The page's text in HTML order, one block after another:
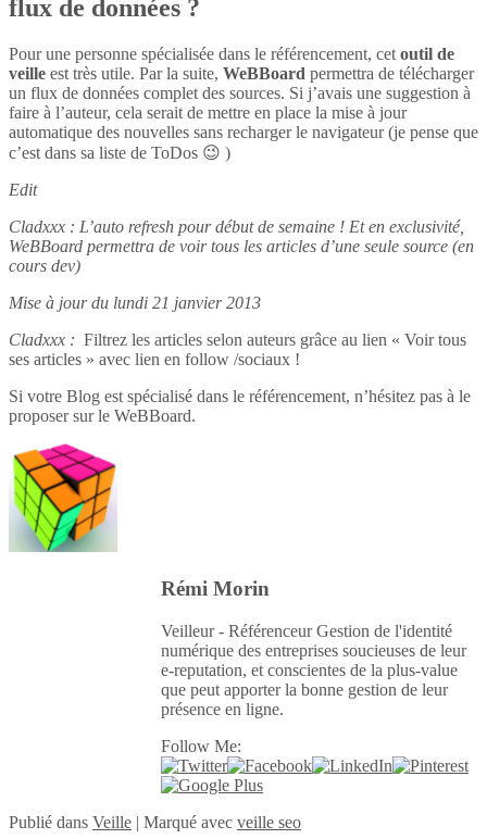
flux de données ?
Pour une personne spécialisée dans le référencement, cet outil de
veille est très utile. Par la suite, WeBBoard permettra de télécharger
un flux de données complet des sources. Si j’avais une suggestion à
faire à l’auteur, cela serait de mettre en place la mise à jour
automatique des nouvelles sans recharger le navigateur (je pense que
c’est dans sa liste de ToDos 😉 )
Edit
Cladxxx : L’auto refresh pour début de semaine ! Et en exclusivité,
WeBBoard permettra de voir tous les articles d’une seule source (en
cours dev)
Mise à jour du lundi 21 janvier 2013
Cladxxx : Filtrez les articles selon auteurs grâce au lien « Voir tous
ses articles » avec lien en follow /sociaux !
Si votre Blog est spécialisé dans le référencement, n’hésitez pas à le
proposer sur le WeBBoard.
Rémi Morin
Veilleur - Référenceur Gestion de l'identité
numérique des entreprises soucieuses de leur
e-reputation, et conscientes de la plus-value
que peut apporter la bonne gestion de leur
présence en ligne.
Follow Me:
Publié dans Veille | Marqué avec veille seo